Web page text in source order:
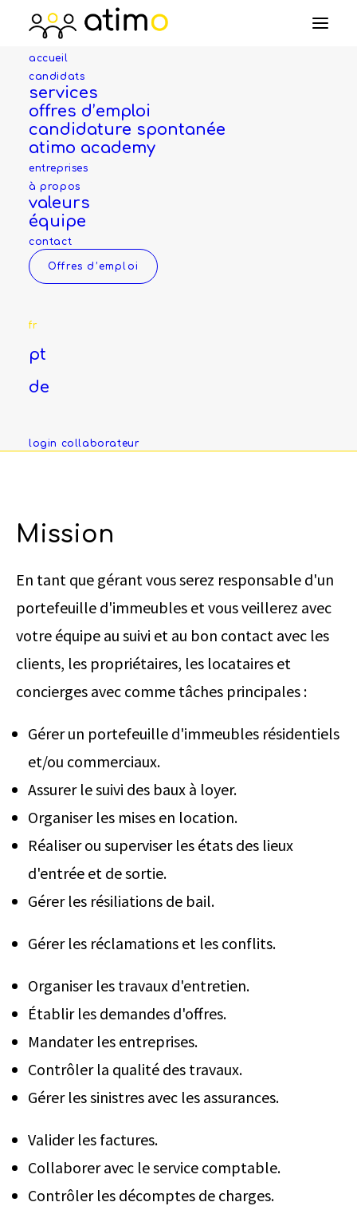
accueil
candidats
services
offres d’emploi
candidature spontanée
atimo academy
entreprises
à propos
valeurs
équipe
contact
Offres d’emploi
fr
pt
de
login collaborateur
gérant d'immeubles min.
50%
(H/F/X)
Entreprise
Pour préserver l'anonymat de nos clients, nous
uniquement envoyés avec l’autorisation des
candidats sélectionnés.
Mission
En tant que gérant vous serez responsable d'un
portefeuille d'immeubles et vous veillerez avec
votre équipe au suivi et au bon contact avec les
clients, les propriétaires, les locataires et
concierges avec comme tâches principales :
Gérer un portefeuille d'immeubles résidentiels
et/ou commerciaux.
Assurer le suivi des baux à loyer.
Organiser les mises en location.
Réaliser ou superviser les états des lieux
d'entrée et de sortie.
Gérer les résiliations de bail.
Gérer les réclamations et les conflits.
Organiser les travaux d'entretien.
Établir les demandes d'offres.
Mandater les entreprises.
Contrôler la qualité des travaux.
Gérer les sinistres avec les assurances.
Valider les factures.
Collaborer avec le service comptable.
Contrôler les décomptes de charges.